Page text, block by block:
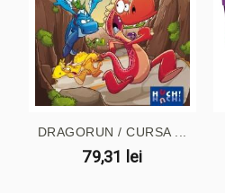
DRAGORUN / CURSA ...
79,31 lei